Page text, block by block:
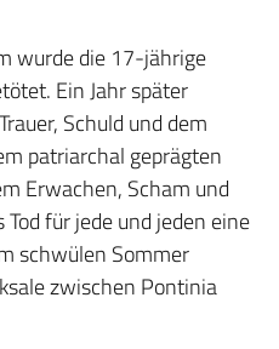
wurde die 17-jährige
Ein Jahr später
Schuld und dem
patriarchal geprägten
Erwachen, Scham und
für jede und jeden eine
schwülen Sommer
zwischen Pontinia